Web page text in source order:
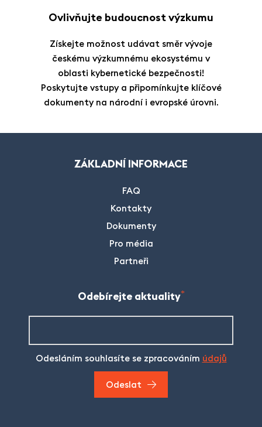
Ovlivňujte budoucnost výzkumu
Získejte možnost udávat směr vývoje
českému výzkumnému ekosystému v
oblasti kybernetické bezpečnosti!
Poskytujte vstupy a připomínkujte klíčové
dokumenty na národní i evropské úrovni.
ZÁKLADNÍ INFORMACE
FAQ
Kontakty
Dokumenty
Pro média
Partneři
Odebírejte aktuality
Odesláním souhlasíte se zpracováním údajů
Odeslat